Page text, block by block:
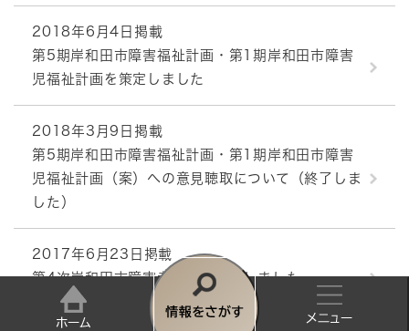
情
2018年6月4日掲載
第5期岸和田市障害福祉計画・第1期岸和田市障害
児福祉計画を策定しました
2018年3月9日掲載
第5期岸和田市障害福祉計画・第1期岸和田市障害
児福祉計画（案）への意見聴取について（終了しま
した）
2017年6月23日掲載
第4次岸和田市障害者計画を策定しました